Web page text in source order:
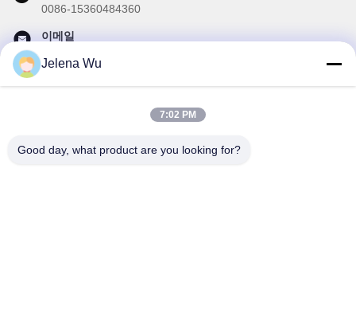
0086-15360484360
이메일
할인 및 더 많은 정보를 얻기 위해 뉴스레터에 가입하십시오.
Jelena Wu
7:02 PM
Good day, what product are you looking for?